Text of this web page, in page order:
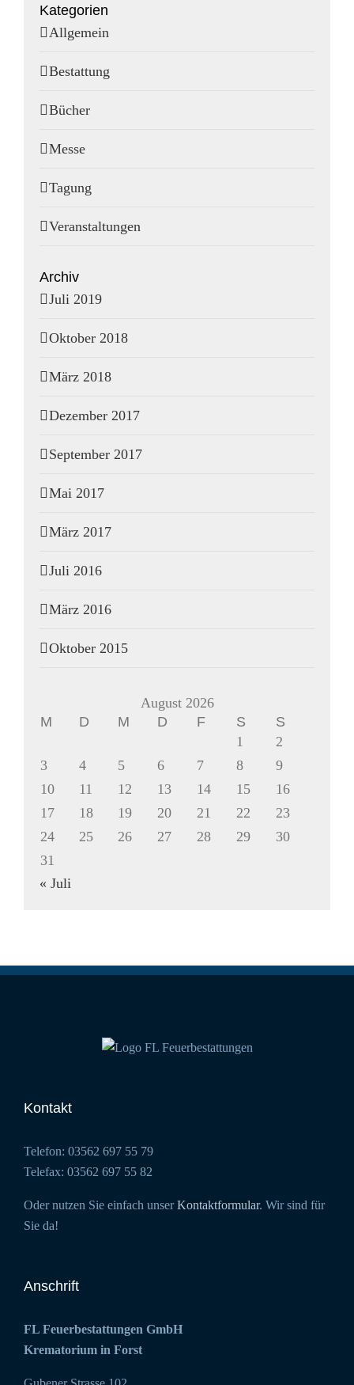
Kategorien
Allgemein
Bestattung
Bücher
Messe
Tagung
Veranstaltungen
Archiv
Juli 2019
Oktober 2018
März 2018
Dezember 2017
September 2017
Mai 2017
März 2017
Juli 2016
März 2016
Oktober 2015
August 2026
M
D M D F S
S
1
2
3
4 5 6 7 8
9
10
11 12 13 14 15
16
17
18 19 20 21 22
23
24
25 26 27 28 29
30
31
« Juli
Kontakt
Telefon: 03562 697 55 79
Telefax: 03562 697 55 82
Oder nutzen Sie einfach unserKontaktformular. Wir sind für
Sie da!
Anschrift
FL Feuerbestattungen GmbH
Krematorium in Forst